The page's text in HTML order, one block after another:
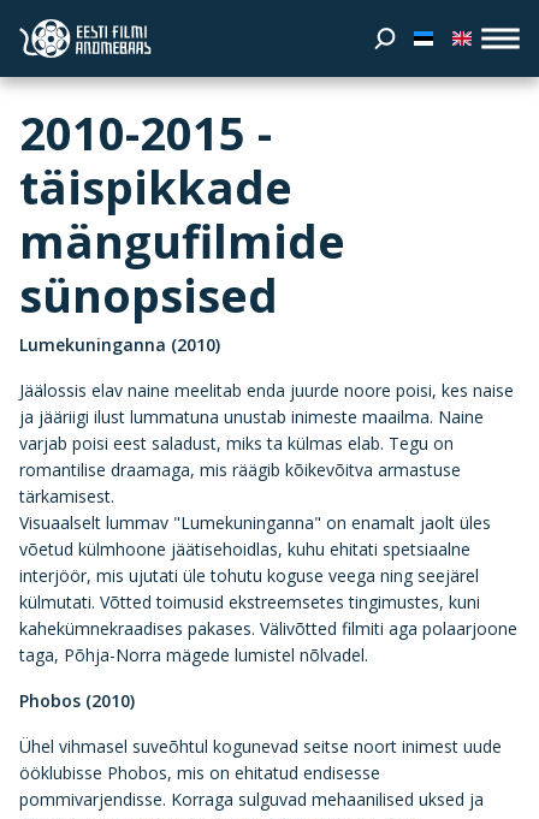
2010-2015 -
täispikkade
mängufilmide
sünopsised
Lumekuninganna (2010)
Jäälossis elav naine meelitab enda juurde noore poisi, kes naise
ja jääriigi ilust lummatuna unustab inimeste maailma. Naine
varjab poisi eest saladust, miks ta külmas elab. Tegu on
romantilise draamaga, mis räägib kõikevõitva armastuse
tärkamisest.
Visuaalselt lummav "Lumekuninganna" on enamalt jaolt üles
võetud külmhoone jäätisehoidlas, kuhu ehitati spetsiaalne
interjöör, mis ujutati üle tohutu koguse veega ning seejärel
külmutati. Võtted toimusid ekstreemsetes tingimustes, kuni
kahekümnekraadises pakases. Välivõtted filmiti aga polaarjoone
taga, Põhja-Norra mägede lumistel nõlvadel.
Phobos (2010)
Ühel vihmasel suveõhtul kogunevad seitse noort inimest uude
ööklubisse Phobos, mis on ehitatud endisesse
pommivarjendisse. Korraga sulguvad mehaanilised uksed ja